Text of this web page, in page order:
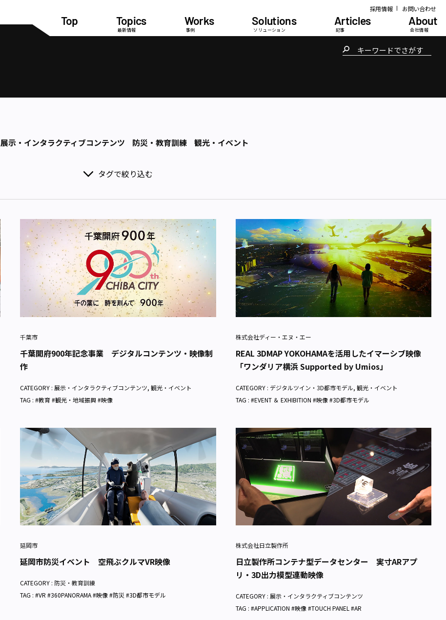
採用情報 お問い合わせ
Top Topics
最新情報
Works
事例
Solutions
ソリューション
Articles
記事
About
会社情報
展示・インタラクティブコンテンツ 防災・教育訓練 観光・イベント
タグで絞り込む
千葉市
千葉開府900年記念事業 デジタルコンテンツ・映像制
作
CATEGORY : 展示・インタラクティブコンテンツ,観光・イベント
TAG : #教育 #観光・地域振興 #映像
株式会社ディー・エヌ・エー
REAL 3DMAP YOKOHAMAを活用したイマーシブ映像
「ワンダリア横浜 Supported by Umios」
CATEGORY : デジタルツイン・3D都市モデル, 観光・イベント
TAG : #EVENT ＆ EXHIBITION #映像 #3D都市モデル
延岡市
延岡市防災イベント 空飛ぶクルマVR映像
CATEGORY : 防災・教育訓練
TAG : #VR #360PANORAMA #映像 #防災 #3D都市モデル
株式会社日立製作所
日立製作所コンテナ型データセンター 実寸ARアプ
リ・3D出力模型連動映像
CATEGORY : 展示・インタラクティブコンテンツ
TAG : #APPLICATION #映像 #TOUCH PANEL #AR